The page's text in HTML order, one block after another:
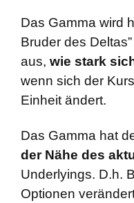
Das Gamma wird
Bruder des
aus, wie stark
wenn sich der
Einheit ändert.
Das Gamma hat
der Nähe des
Underlyings. D.h.
Optionen